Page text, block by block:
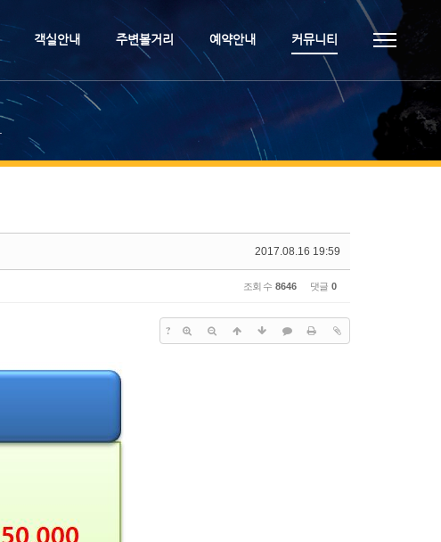
객실안내 주변볼거리 예약안내 커뮤니티
2017.08.16 19:59
조회 수 8646 댓글 0
?